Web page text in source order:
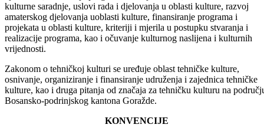
Zakonom o kulturi se uređuje oblast kulture u Bosansko –
kontobu Goražde, načela i ciljevi u oblasti kulture, razvoj kulturnih
djelatnosti, uređivanje programa razvoja kulture, oblici međunarodne
kulturne saradnje, uslovi rada i djelovanja u oblasti kulture, razvoj
amaterskog djelovanja uoblasti kulture, finansiranje programa i
realizacije programa, kao i očuvanje kulturnog naslijena i kulturnih
vrijednosti.
Zakonom o tehničkoj kulturi se uređuje oblast tehničke kulture,
kulture, kao i druga pitanja od značaja za tehničku kulturu na